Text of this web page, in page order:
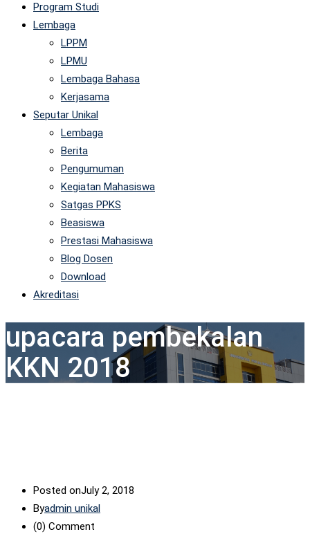
Program Studi
Lembaga
LPPM
LPMU
Lembaga Bahasa
Kerjasama
Seputar Unikal
Lembaga
Berita
Pengumuman
Kegiatan Mahasiswa
Satgas PPKS
Beasiswa
Prestasi Mahasiswa
Blog Dosen
Download
Akreditasi
upacara pembekalan
KKN 2018
Posted onJuly 2, 2018
Byadmin unikal
(0) Comment